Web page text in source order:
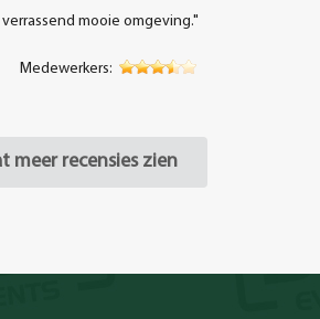
mooie omgeving."
Medewerkers:
meer recensies zien